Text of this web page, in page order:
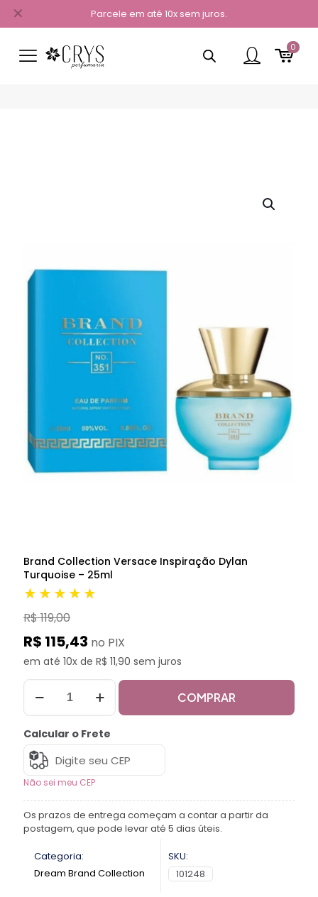
Parcele em até 10x sem juros.
✕
0
Brand Collection Versace Inspiração Dylan
Turquoise – 25ml
★★★★★
R$ 119,00
R$ 115,43 no PIX
em até 10x de R$ 11,90 sem juros
COMPRAR
Calcular o Frete
Não sei meu CEP
Os prazos de entrega começam a contar a partir da
postagem, que pode levar até 5 dias úteis.
Categoria:
Dream Brand Collection
SKU:
101248